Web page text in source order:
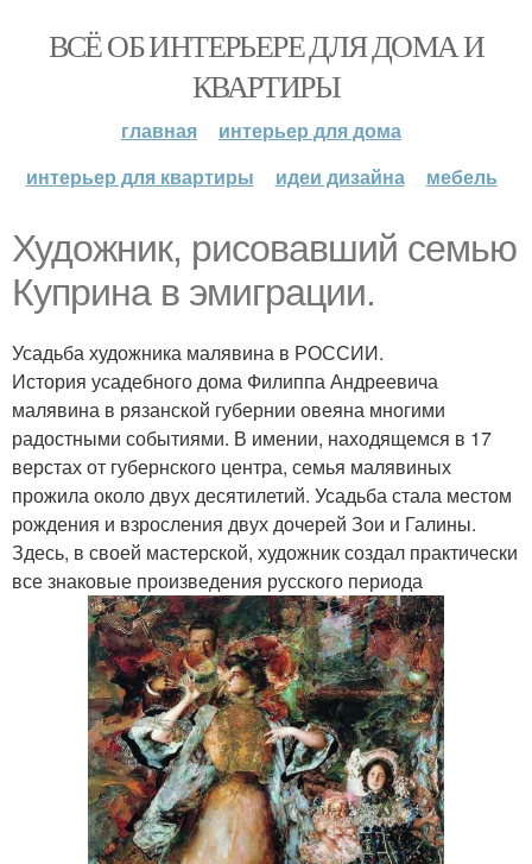
ВСЁ ОБ ИНТЕРЬЕРЕ ДЛЯ ДОМА И
КВАРТИРЫ
главная
интерьер для дома
интерьер для квартиры
идеи дизайна мебель
Художник, рисовавший семью
Куприна в эмиграции.
Усадьба художника малявина в РОССИИ.
История усадебного дома Филиппа Андреевича
малявина в рязанской губернии овеяна многими
радостными событиями. В имении, находящемся в 17
верстах от губернского центра, семья малявиных
прожила около двух десятилетий. Усадьба стала местом
рождения и взросления двух дочерей Зои и Галины.
Здесь, в своей мастерской, художник создал практически
все знаковые произведения русского периода